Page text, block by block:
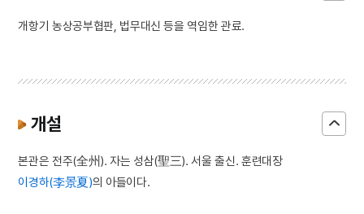
개항기 농상공부협판, 법무대신 등을 역임한 관료.
개설
본관은 전주(全州). 자는 성삼(聖三). 서울 출신. 훈련대장
이경하(李景夏)의 아들이다.